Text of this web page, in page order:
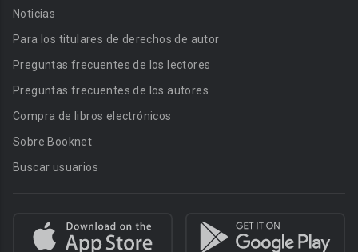
Noticias
Para los titulares de derechos de autor
Preguntas frecuentes de los lectores
Preguntas frecuentes de los autores
Compra de libros electrónicos
Sobre Booknet
Buscar usuarios